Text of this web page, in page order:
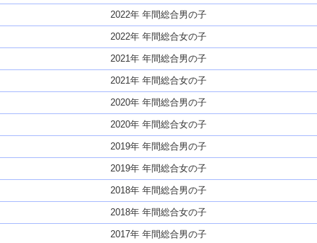
2022年 年間総合男の子
2022年 年間総合女の子
2021年 年間総合男の子
2021年 年間総合女の子
2020年 年間総合男の子
2020年 年間総合女の子
2019年 年間総合男の子
2019年 年間総合女の子
2018年 年間総合男の子
2018年 年間総合女の子
2017年 年間総合男の子